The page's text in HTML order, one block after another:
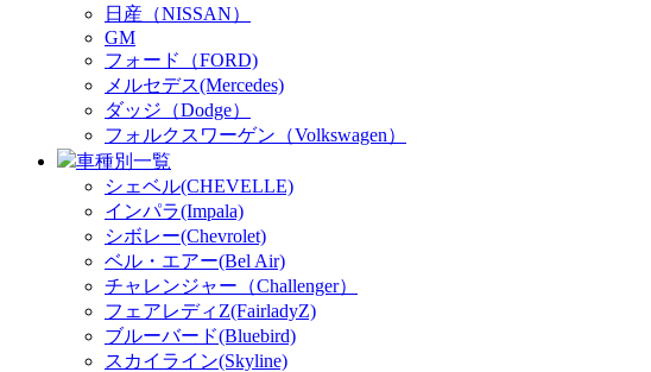
日産（NISSAN）
GM
フォード（FORD)
メルセデス(Mercedes)
ダッジ（Dodge）
フォルクスワーゲン（Volkswagen）
車種別一覧
シェベル(CHEVELLE)
インパラ(Impala)
シボレー(Chevrolet)
ベル・エアー(Bel Air)
チャレンジャー（Challenger）
フェアレディZ(FairladyZ)
ブルーバード(Bluebird)
スカイライン(Skyline)